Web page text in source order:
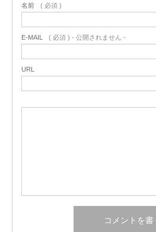
名前 ( 必須 )
E-MAIL ( 必須 ) - 公開されません -
URL